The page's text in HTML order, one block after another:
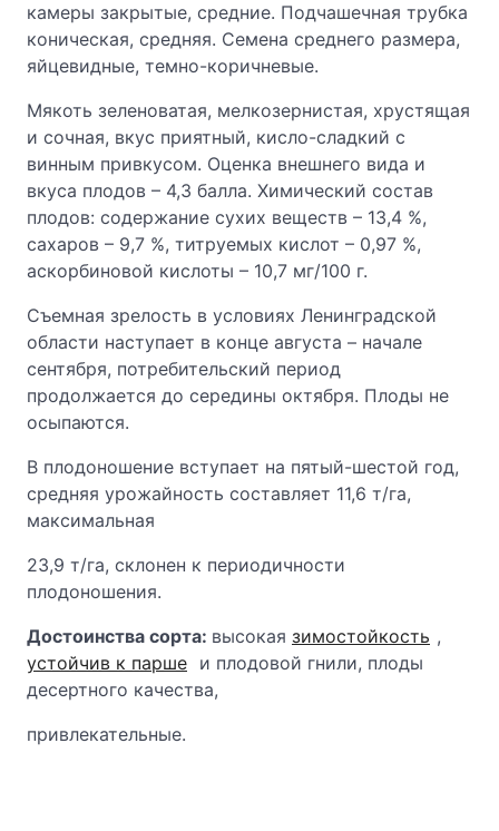
камеры закрытые, средние. Подчашечная трубка
коническая, средняя. Семена среднего размера,
яйцевидные, темно-коричневые.
Мякоть зеленоватая, мелкозернистая, хрустящая
и сочная, вкус приятный, кисло-сладкий с
винным привкусом. Оценка внешнего вида и
вкуса плодов – 4,3 балла. Химический состав
плодов: содержание сухих веществ – 13,4 %,
сахаров – 9,7 %, титруемых кислот – 0,97 %,
аскорбиновой кислоты – 10,7 мг/100 г.
Съемная зрелость в условиях Ленинградской
области наступает в конце августа – начале
сентября, потребительский период
продолжается до середины октября. Плоды не
осыпаются.
В плодоношение вступает на пятый-шестой год,
средняя урожайность составляет 11,6 т/га,
максимальная
23,9 т/га, склонен к периодичности
плодоношения.
Достоинства сорта: высокая зимостойкость ,
устойчив к парше и плодовой гнили, плоды
десертного качества,
привлекательные.